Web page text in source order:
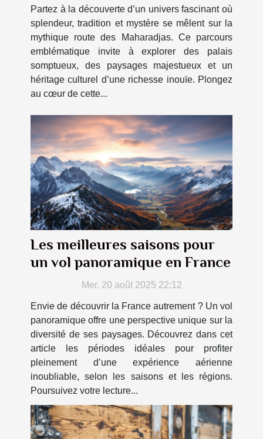
Partez à la découverte d’un univers fascinant où
splendeur, tradition et mystère se mêlent sur la
mythique route des Maharadjas. Ce parcours
emblématique invite à explorer des palais
somptueux, des paysages majestueux et un
héritage culturel d’une richesse inouïe. Plongez
au cœur de cette...
Les meilleures saisons pour
un vol panoramique en France
Mer. 20 août 2025 22:12
Envie de découvrir la France autrement ? Un vol
panoramique offre une perspective unique sur la
diversité de ses paysages. Découvrez dans cet
article les périodes idéales pour profiter
pleinement d’une expérience aérienne
inoubliable, selon les saisons et les régions.
Poursuivez votre lecture...